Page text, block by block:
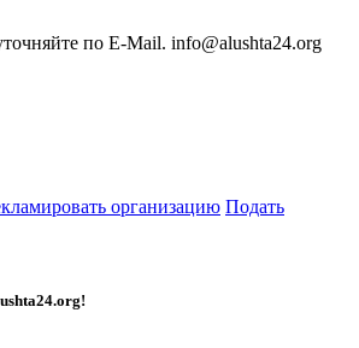
по E-Mail. info@alushta24.org
организацию Подать
!